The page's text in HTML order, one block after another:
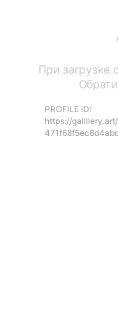
При загрузке
PROFILE ID:
https://